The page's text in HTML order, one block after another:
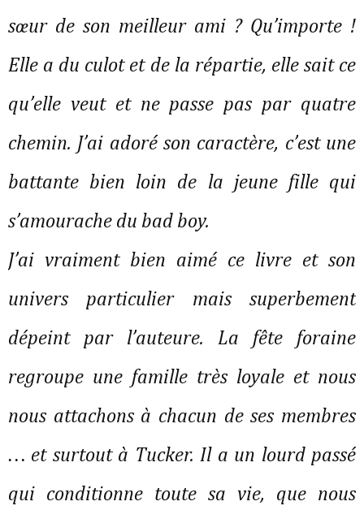
sœur de son meilleur ami ? Qu’importe !
Elle a du culot et de la répartie, elle sait ce
qu’elle veut et ne passe pas par quatre
chemin. J’ai adoré son caractère, c’est une
battante bien loin de la jeune fille qui
s’amourache du bad boy.
J’ai vraiment bien aimé ce livre et son
univers particulier mais superbement
dépeint par l’auteure. La fête foraine
regroupe une famille très loyale et nous
nous attachons à chacun de ses membres
… et surtout à Tucker. Il a un lourd passé
qui conditionne toute sa vie, que nous